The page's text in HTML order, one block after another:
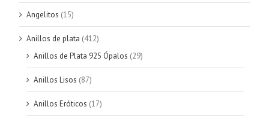
Angelitos (15)
Anillos de plata (412)
Anillos de Plata 925 Ópalos (29)
Anillos Lisos (87)
Anillos Eróticos (17)